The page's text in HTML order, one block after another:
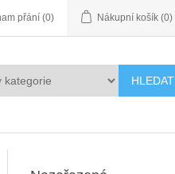
přání (0) Nákupní košík (0)
HLEDAT